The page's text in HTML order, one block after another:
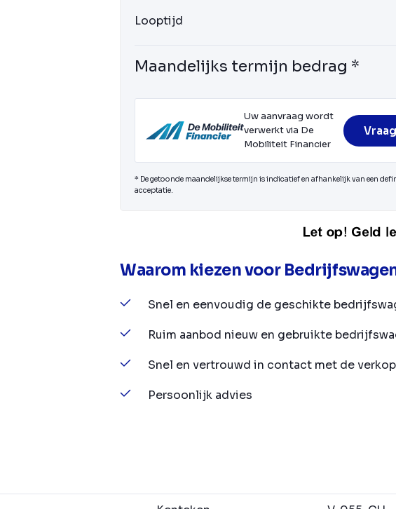
Looptijd
Maandelijks termijn bedrag *
Uw aanvraag wordt
verwerkt via De
Mobiliteit Financier
* De getoonde maandelijkse termijn is indicatief en afhankelijk van een
acceptatie.
Waarom kiezen voor
Snel en eenvoudig de geschikte
Ruim aanbod nieuw en gebruikte
Snel en vertrouwd in contact met de
Persoonlijk advies